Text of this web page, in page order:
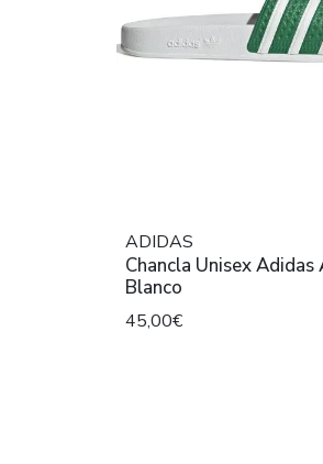
ADIDAS
Chancla Unisex Adidas Adilette
Blanco
45,00€